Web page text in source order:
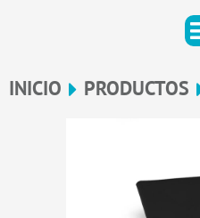
INICIO PRODUCTOS